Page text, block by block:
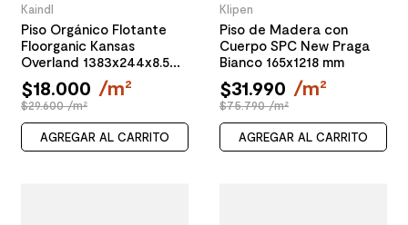
Kaindl
Piso Orgánico Flotante
Floorganic Kansas
Overland 1383x244x8.5
mm
$18.000 /m²
$29.600 /m²
AGREGAR AL CARRITO
Klipen
Piso de Madera con
Cuerpo SPC New Praga
Bianco 165x1218 mm
$31.990 /m²
$75.790 /m²
AGREGAR AL CARRITO